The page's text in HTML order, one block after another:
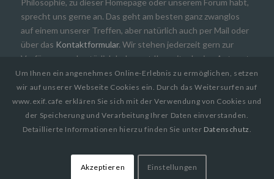
Philosophie, zu dieser Homepage oder unserem Forum habt,
sprecht uns gerne an. Das geht am besten ganz zwanglos
auf einem unserer Treffen, aber natürlich auch per Mail oder
über das Kontaktformular. Wir stehen jederzeit gern zur
Verfügung und natürlich bekommt Ihr zeitnah eine Antwort.
Community Ausstellungen Publikationen
Kontakt Forum Impressum
Um Ihnen ein angenehmes Online-Erlebnis zu ermöglichen, setzen
wir auf unserer Webseite Cookies ein. Durch das Weitersurfen auf
www.exif.cafe erklären Sie sich mit der Verwendung von Cookies und
der Speicherung und Verarbeitung Ihrer Daten einverstanden.
Detaillierte Informationen hierzu finden Sie unter Datenschutz.
Akzeptieren Einstellungen